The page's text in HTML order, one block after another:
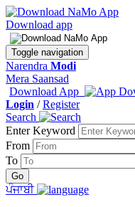
Download app
Toggle navigation
Narendra Modi
Mera Saansad
Download App
Login /Register
Search
Enter Keyword
From
To
ਪੰਜਾਬੀ